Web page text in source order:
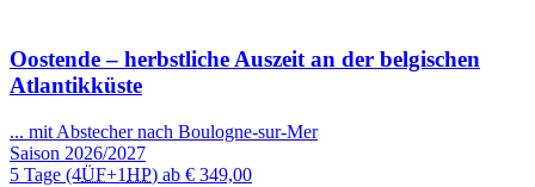
Oostende – herbstliche Auszeit an der belgischen
Atlantikküste
... mit Abstecher nach Boulogne-sur-Mer
Saison 2026/2027
5 Tage (4ÜF+1HP) ab € 349,00